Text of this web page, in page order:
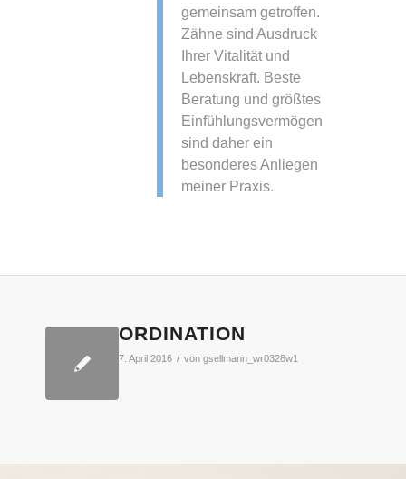
gemeinsam getroffen.
Zähne sind Ausdruck
Ihrer Vitalität und
Lebenskraft. Beste
Beratung und größtes
Einfühlungsvermögen
sind daher ein
besonderes Anliegen
meiner Praxis.
ORDINATION
7. April 2016 / von gsellmann_wr0328w1